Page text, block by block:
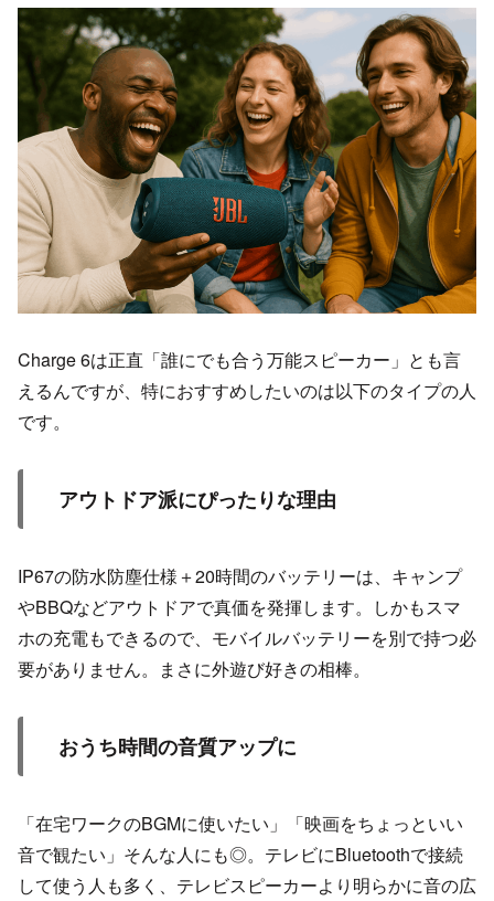
Charge 6は正直「誰にでも合う万能スピーカー」とも言
えるんですが、特におすすめしたいのは以下のタイプの人
です。
アウトドア派にぴったりな理由
IP67の防水防塵仕様＋20時間のバッテリーは、キャンプ
やBBQなどアウトドアで真価を発揮します。しかもスマ
ホの充電もできるので、モバイルバッテリーを別で持つ必
要がありません。まさに外遊び好きの相棒。
おうち時間の音質アップに
「在宅ワークのBGMに使いたい」「映画をちょっといい
音で観たい」そんな人にも◎。テレビにBluetoothで接続
して使う人も多く、テレビスピーカーより明らかに音の広